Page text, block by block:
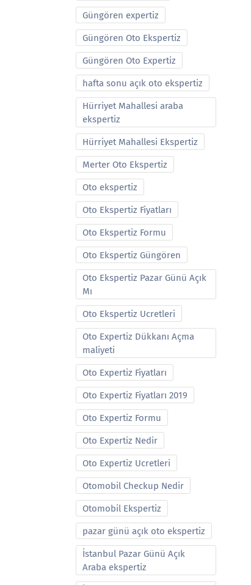
Güngören expertiz
Güngören Oto Ekspertiz
Güngören Oto Expertiz
hafta sonu açık oto ekspertiz
Hürriyet Mahallesi araba
ekspertiz
Hürriyet Mahallesi Ekspertiz
Merter Oto Ekspertiz
Oto ekspertiz
Oto Ekspertiz Fiyatları
Oto Ekspertiz Formu
Oto Ekspertiz Güngören
Oto Ekspertiz Pazar Günü Açık
Mı
Oto Ekspertiz Ucretleri
Oto Expertiz Dükkanı Açma
maliyeti
Oto Expertiz Fiyatları
Oto Expertiz Fiyatları 2019
Oto Expertiz Formu
Oto Expertiz Nedir
Oto Expertiz Ucretleri
Otomobil Checkup Nedir
Otomobil Ekspertiz
pazar günü açık oto ekspertiz
İstanbul Pazar Günü Açık
Araba ekspertiz